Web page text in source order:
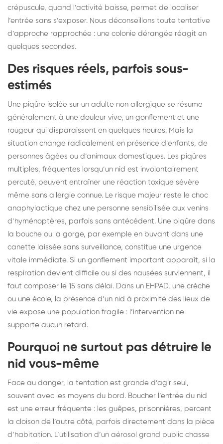
crépuscule, quand l’activité baisse, permet de localiser
l’entrée sans s’exposer. Nous déconseillons toute tentative
d’approche rapprochée : une colonie dérangée réagit en
quelques secondes.
Des risques réels, parfois sous-
estimés
Une piqûre isolée sur un adulte non allergique se résume
généralement à une douleur vive, un gonflement et une
rougeur qui disparaissent en quelques heures. Mais la
situation change radicalement en présence d’enfants, de
personnes âgées ou d’animaux domestiques. Les piqûres
multiples, fréquentes lorsqu’un nid est involontairement
percuté, peuvent entraîner une réaction toxique sévère
même sans allergie connue. Le risque majeur reste le choc
anaphylactique chez une personne sensibilisée aux venins
d’hyménoptères, parfois sans antécédent. Une piqûre dans
la bouche ou la gorge, par exemple en buvant dans une
canette laissée sans surveillance, constitue une urgence
vitale immédiate. Si un gonflement important apparaît, si la
respiration devient difficile ou si des nausées surviennent, il
faut composer le 15 sans délai. Dans un EHPAD, une crèche
ou une école, la présence d’un nid à proximité des lieux de
vie expose une population fragile : l’intervention ne
supporte aucun retard.
Pourquoi ne surtout pas détruire le
nid vous-même
Face au danger, la tentation est grande d’agir seul,
souvent avec les moyens du bord. Boucher l’entrée du nid
est une erreur fréquente : les guêpes, prisonnières, percent
la cloison de l’autre côté, parfois directement dans la pièce
d’habitation. L’utilisation d’un aérosol grand public chasse